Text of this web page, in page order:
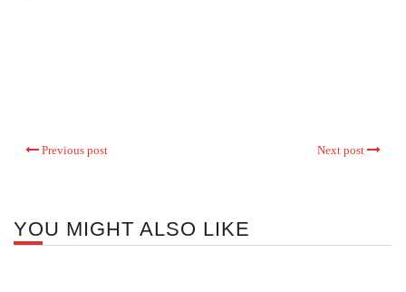
Previous post Next post
YOU MIGHT ALSO LIKE